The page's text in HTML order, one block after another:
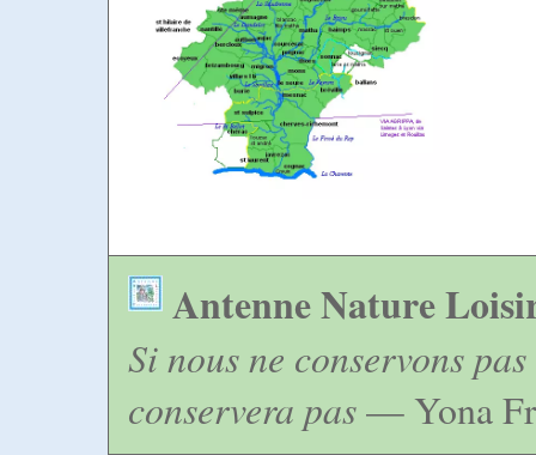
Antenne Nature
Si nous ne conservons
conservera pas— Yona